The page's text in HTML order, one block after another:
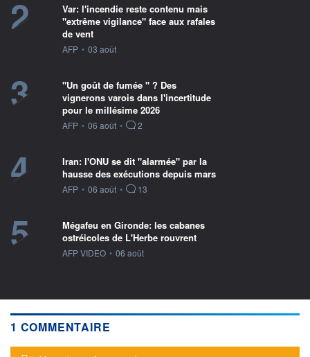
2
Var: l'incendie reste contenu mais
"extrême vigilance" face aux rafales
de vent
information fournie par
AFP • 03 août
3
"Un goût de fumée " ? Des
vignerons varois dans l'incertitude
pour le millésime 2026
information fournie par
AFP • 06 août • 2
4
Iran: l'ONU se dit "alarmée" par la
hausse des exécutions depuis mars
information fournie par
AFP • 06 août • 13
5
Mégafeu en Gironde: les cabanes
ostréicoles de L'Herbe rouvrent
information fournie par
AFP VIDEO • 06 août
1 COMMENTAIRE